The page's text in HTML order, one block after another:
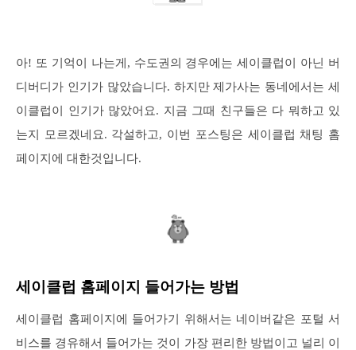
아! 또 기억이 나는게, 수도권의 경우에는 세이클럽이 아닌 버
디버디가 인기가 많았습니다. 하지만 제가사는 동네에서는 세
이클럽이 인기가 많았어요. 지금 그때 친구들은 다 뭐하고 있
는지 모르겠네요. 각설하고, 이번 포스팅은 세이클럽 채팅 홈
페이지에 대한것입니다.
세이클럽 홈페이지 들어가는 방법
세이클럽 홈페이지에 들어가기 위해서는 네이버같은 포털 서
비스를 경유해서 들어가는 것이 가장 편리한 방법이고 널리 이